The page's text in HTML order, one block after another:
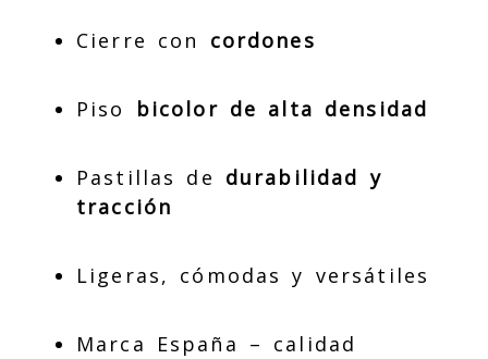
Cierre con cordones
Piso bicolor de alta densidad
Pastillas de durabilidad y
tracción
Ligeras, cómodas y versátiles
Marca España – calidad